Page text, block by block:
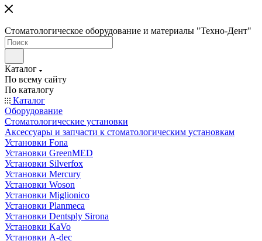
Стоматологическое оборудование и материалы "Техно-Дент"
Каталог
По всему сайту
По каталогу
Каталог
Оборудование
Стоматологические установки
Аксессуары и запчасти к стоматологическим установкам
Установки Fona
Установки GreenMED
Установки Silverfox
Установки Mercury
Установки Woson
Установки Miglionico
Установки Planmeca
Установки Dentsply Sirona
Установки KaVo
Установки A-dec